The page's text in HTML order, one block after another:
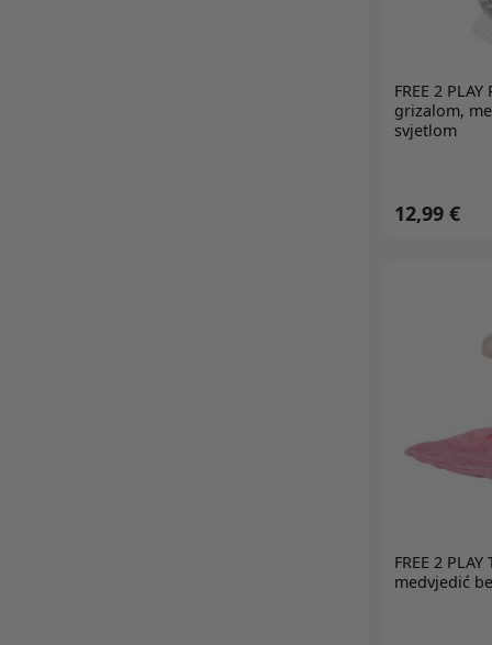
FREE 2 PLAY
grizalom,
svjetlom
12,99 €
FREE 2 PLAY
medvjedić